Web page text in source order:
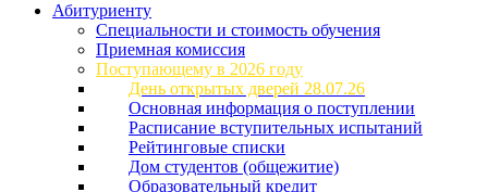
Абитуриенту
Специальности и стоимость обучения
Приемная комиссия
Поступающему в 2026 году
День открытых дверей 28.07.26
Основная информация о поступлении
Расписание вступительных испытаний
Рейтинговые списки
Дом студентов (общежитие)
Образовательный кредит